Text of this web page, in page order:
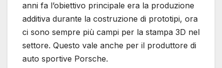
anni fa l’obiettivo principale era la produzione
additiva durante la costruzione di prototipi, ora
ci sono sempre più campi per la stampa 3D nel
settore. Questo vale anche per il produttore di
auto sportive Porsche.